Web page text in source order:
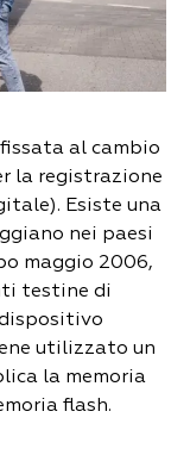
al cambio
la registrazione
Esiste una
nei paesi
maggio 2006,
testine di
utilizzato un
la memoria
flash.